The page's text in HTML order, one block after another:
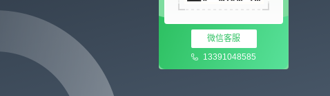
微信客服
13391048585